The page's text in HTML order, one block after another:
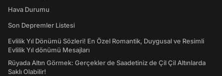
Hava Durumu
Son Depremler Listesi
Evlilik Yıl Dönümü Sözleri! En Özel Romantik, Duygusal ve Resimli
Evlilik Yıl dönümü Mesajları
Rüyada Altın Görmek: Gerçekler de Saadetiniz de Çil Çil Altınlarda
Saklı Olabilir!